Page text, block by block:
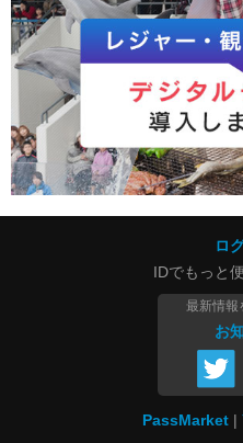
ロ
IDでもっと
最新情報
お
PassMarket